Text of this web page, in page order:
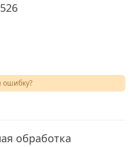
обработка